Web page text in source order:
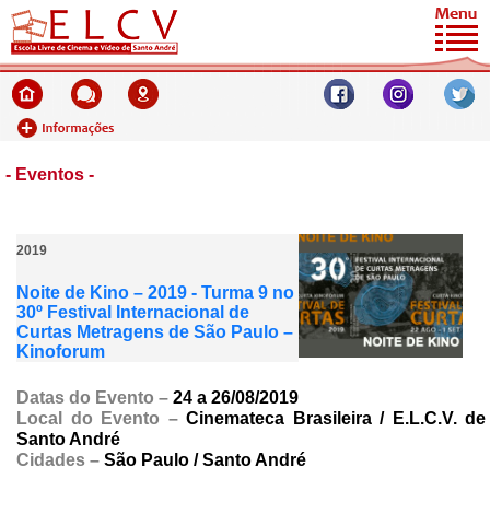
- Eventos -
2019
Noite de Kino – 2019 - Turma 9 no
30º Festival Internacional de
Curtas Metragens de São Paulo –
Kinoforum
Datas do Evento – 24 a 26/08/2019
Local do Evento –Cinemateca Brasileira / E.L.C.V. de
Santo André
Cidades – São Paulo / Santo André